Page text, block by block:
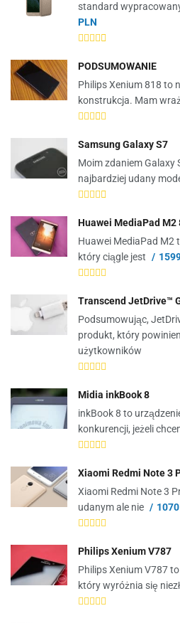
standard
PLN
PODSUMOWANIE
Philips Xenium 818 to
konstrukcja. Mam
Samsung Galaxy S7
Moim zdaniem Galaxy
najbardziej udany
Huawei MediaPad M2
Huawei MediaPad M2
który ciągle jest
Transcend JetDrive™
Podsumowując,
produkt, który
użytkowników
Midia inkBook 8
inkBook 8 to
konkurencji, jeżeli
Xiaomi Redmi Note 3
Xiaomi Redmi Note 3
udanym ale nie
Philips Xenium V787
Philips Xenium V787
który wyróżnia się